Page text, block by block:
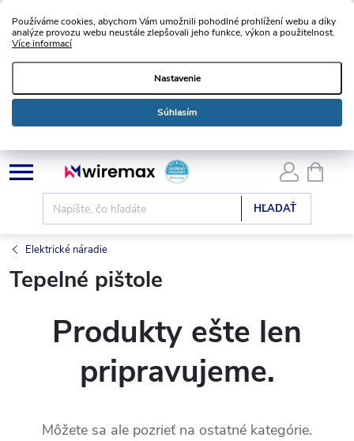
Používáme cookies, abychom Vám umožnili pohodlné prohlížení webu a díky
analýze provozu webu neustále zlepšovali jeho funkce, výkon a použitelnost.
Více informací
Nastavenie
Súhlasím
Prejsť
na
HĽADAŤ
KOŠÍK
Elektrické náradie
Tepelné pištole
Produkty ešte len
pripravujeme.
Môžete sa ale pozrieť na ostatné kategórie.